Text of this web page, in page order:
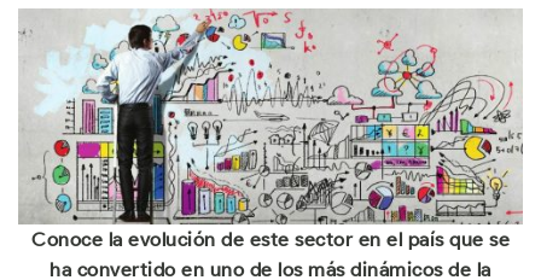
Conoce la evolución de este sector en el país que se
ha convertido en uno de los más dinámicos de la